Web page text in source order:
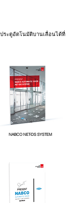
ระตูอัตโนมัติบานเลื่อนได้ที่
NABCO NET-DS SYSTEM